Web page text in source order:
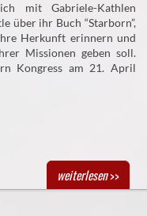
mit Gabriele-Kathlen
über ihr Buch “Starborn”,
Herkunft erinnern und
Missionen geben soll.
Kongress am 21. April
weiterlesen>>